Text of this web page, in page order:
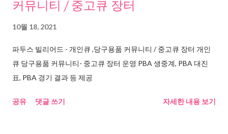
커뮤니티 / 중고큐 장터
10월 18, 2021
파두스 빌리어드 - 개인큐 ,당구용품 커뮤니티 / 중고큐 장터 개인
큐 당구용품 커뮤니티- 중고큐 장터 운영 PBA 생중계, PBA 대진
표, PBA 경기 결과 등 제공
공유 댓글 쓰기 자세한 내용 보기